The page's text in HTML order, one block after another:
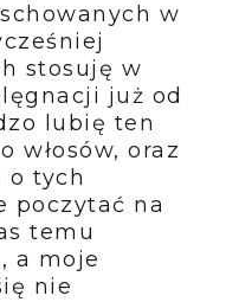
w
stosuję w
już od
lubię ten
włosów, oraz
o tych
poczytać na
temu
a moje
nie